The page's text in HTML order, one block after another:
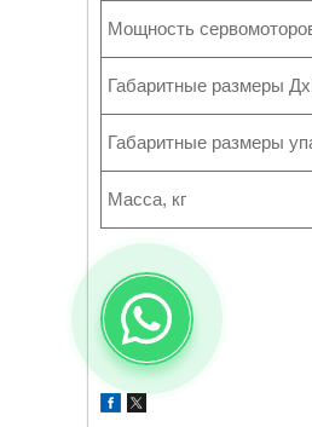
Мощность
Габаритные размеры
Габаритные размеры
Масса, кг